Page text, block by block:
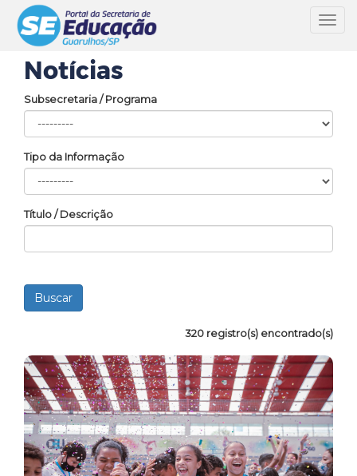
Notícias
Subsecretaria / Programa
Tipo da Informação
Título / Descrição
320 registro(s) encontrado(s)